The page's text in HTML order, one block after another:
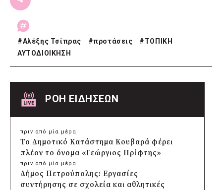
#Αλέξης Τσίπρας #προτάσεις #ΤΟΠΙΚΗ
ΑΥΤΟΔΙΟΙΚΗΣΗ
ΡΟΗ ΕΙΔΗΣΕΩΝ
πριν από μία μέρα
Το Δημοτικό Κατάστημα Κουβαρά φέρει
πλέον το όνομα «Γεώργιος Πρίφτης»
πριν από μία μέρα
Δήμος Πετρούπολης: Εργασίες
συντήρησης σε σχολεία και αθλητικές